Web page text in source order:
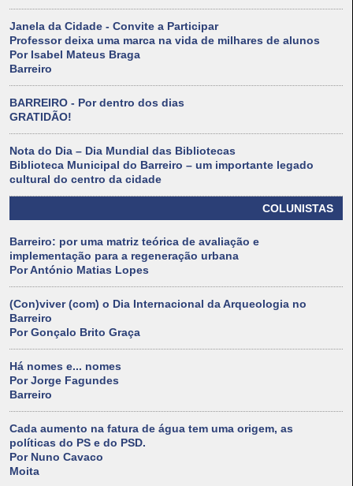
Janela da Cidade - Convite a Participar
Professor deixa uma marca na vida de milhares de alunos
Por Isabel Mateus Braga
Barreiro
BARREIRO - Por dentro dos dias
GRATIDÃO!
Nota do Dia – Dia Mundial das Bibliotecas
Biblioteca Municipal do Barreiro – um importante legado
cultural do centro da cidade
COLUNISTAS
Barreiro: por uma matriz teórica de avaliação e
implementação para a regeneração urbana
Por António Matias Lopes
(Con)viver (com) o Dia Internacional da Arqueologia no
Barreiro
Por Gonçalo Brito Graça
Há nomes e... nomes
Por Jorge Fagundes
Barreiro
Cada aumento na fatura de água tem uma origem, as
políticas do PS e do PSD.
Por Nuno Cavaco
Moita